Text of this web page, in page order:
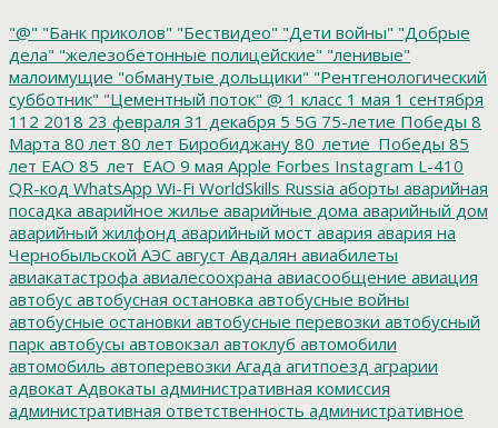
"@" "Банк приколов" "Бествидео" "Дети войны" "Добрые
дела" "железобетонные полицейские" "ленивые"
малоимущие "обманутые дольщики" "Рентгенологический
субботник" "Цементный поток" @ 1 класс 1 мая 1 сентября
112 2018 23 февраля 31 декабря 5 5G 75-летие Победы 8
Марта 80 лет 80 лет Биробиджану 80_летие_Победы 85
лет ЕАО 85_лет_ЕАО 9 мая Apple Forbes Instagram L-410
QR-код WhatsApp Wi-Fi WorldSkills Russia аборты аварийная
посадка аварийное жилье аварийные дома аварийный дом
аварийный жилфонд аварийный мост авария авария на
Чернобыльской АЭС август Авдалян авиабилеты
авиакатастрофа авиалесоохрана авиасообщение авиация
автобус автобусная остановка автобусные войны
автобусные остановки автобусные перевозки автобусный
парк автобусы автовокзал автоклуб автомобили
автомобиль автоперевозки Агада агитпоезд аграрии
адвокат Адвокаты административная комиссия
административная ответственность административное